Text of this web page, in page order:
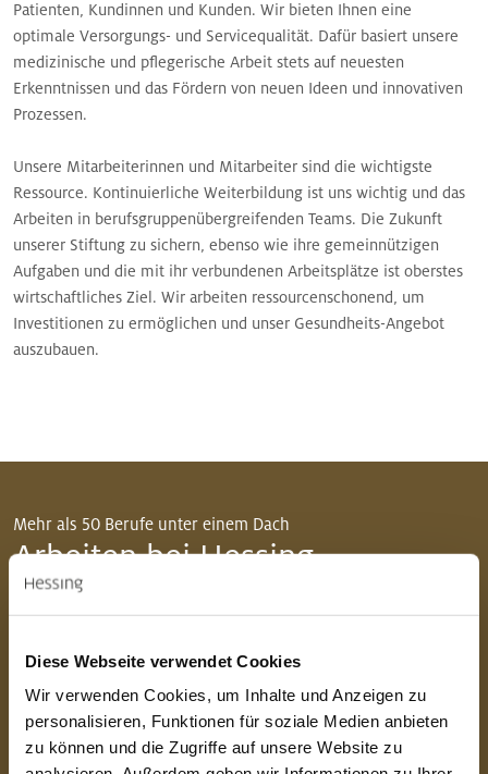
Diese Webseite verwendet Cookies
Wir verwenden Cookies, um Inhalte und Anzeigen zu
personalisieren, Funktionen für soziale Medien anbieten
zu können und die Zugriffe auf unsere Website zu
Patienten, Kundinnen und Kunden. Wir bieten Ihnen eine
optimale Versorgungs- und Servicequalität. Dafür basiert unsere
medizinische und pflegerische Arbeit stets auf neuesten
Erkenntnissen und das Fördern von neuen Ideen und innovativen
Prozessen.
Unsere Mitarbeiterinnen und Mitarbeiter sind die wichtigste
Ressource. Kontinuierliche Weiterbildung ist uns wichtig und das
Arbeiten in berufsgruppenübergreifenden Teams. Die Zukunft
unserer Stiftung zu sichern, ebenso wie ihre gemeinnützigen
Aufgaben und die mit ihr verbundenen Arbeitsplätze ist oberstes
wirtschaftliches Ziel. Wir arbeiten ressourcenschonend, um
Investitionen zu ermöglichen und unser Gesundheits-Angebot
auszubauen.
Mehr als 50 Berufe unter einem Dach
Arbeiten bei Hessing
Mit mehr als 1.600 Mitarbeiterinnen und Mitarbeitern
Berufsfeldern. In den Unternehmen der Hessing Stiftung
erwarten Sie ein angenehmes Arbeitsumfeld, eine
betriebliche Altersversorgung und ein breites hausinternes